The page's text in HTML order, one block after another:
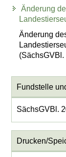
Änderung
Änderung
Fundstelle
SächsGVBl.
Drucken/